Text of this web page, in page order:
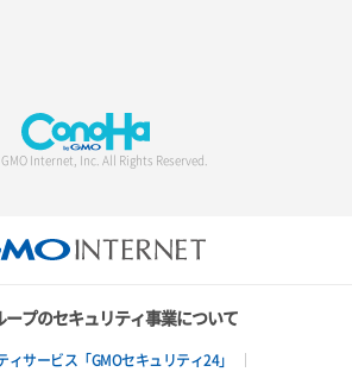
加
ーカルネットワーク）
カルネットワーク）
解除
Internet, Inc. All Rights Reserved.
プのセキュリティ事業について
サービス「GMOセキュリティ24」